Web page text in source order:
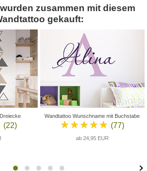
zusammen mit diesem
gekauft:
(22)
Wandtattoo Wunschname mit Buchstabe
★★★★★ (77)
ab 24,95 EUR